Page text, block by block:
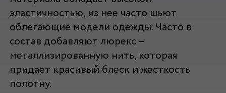
эластичностью, из нее часто шьют
облегающие модели одежды. Часто в
состав добавляют люрекс –
металлизированную нить, которая
придает красивый блеск и жесткость
полотну.